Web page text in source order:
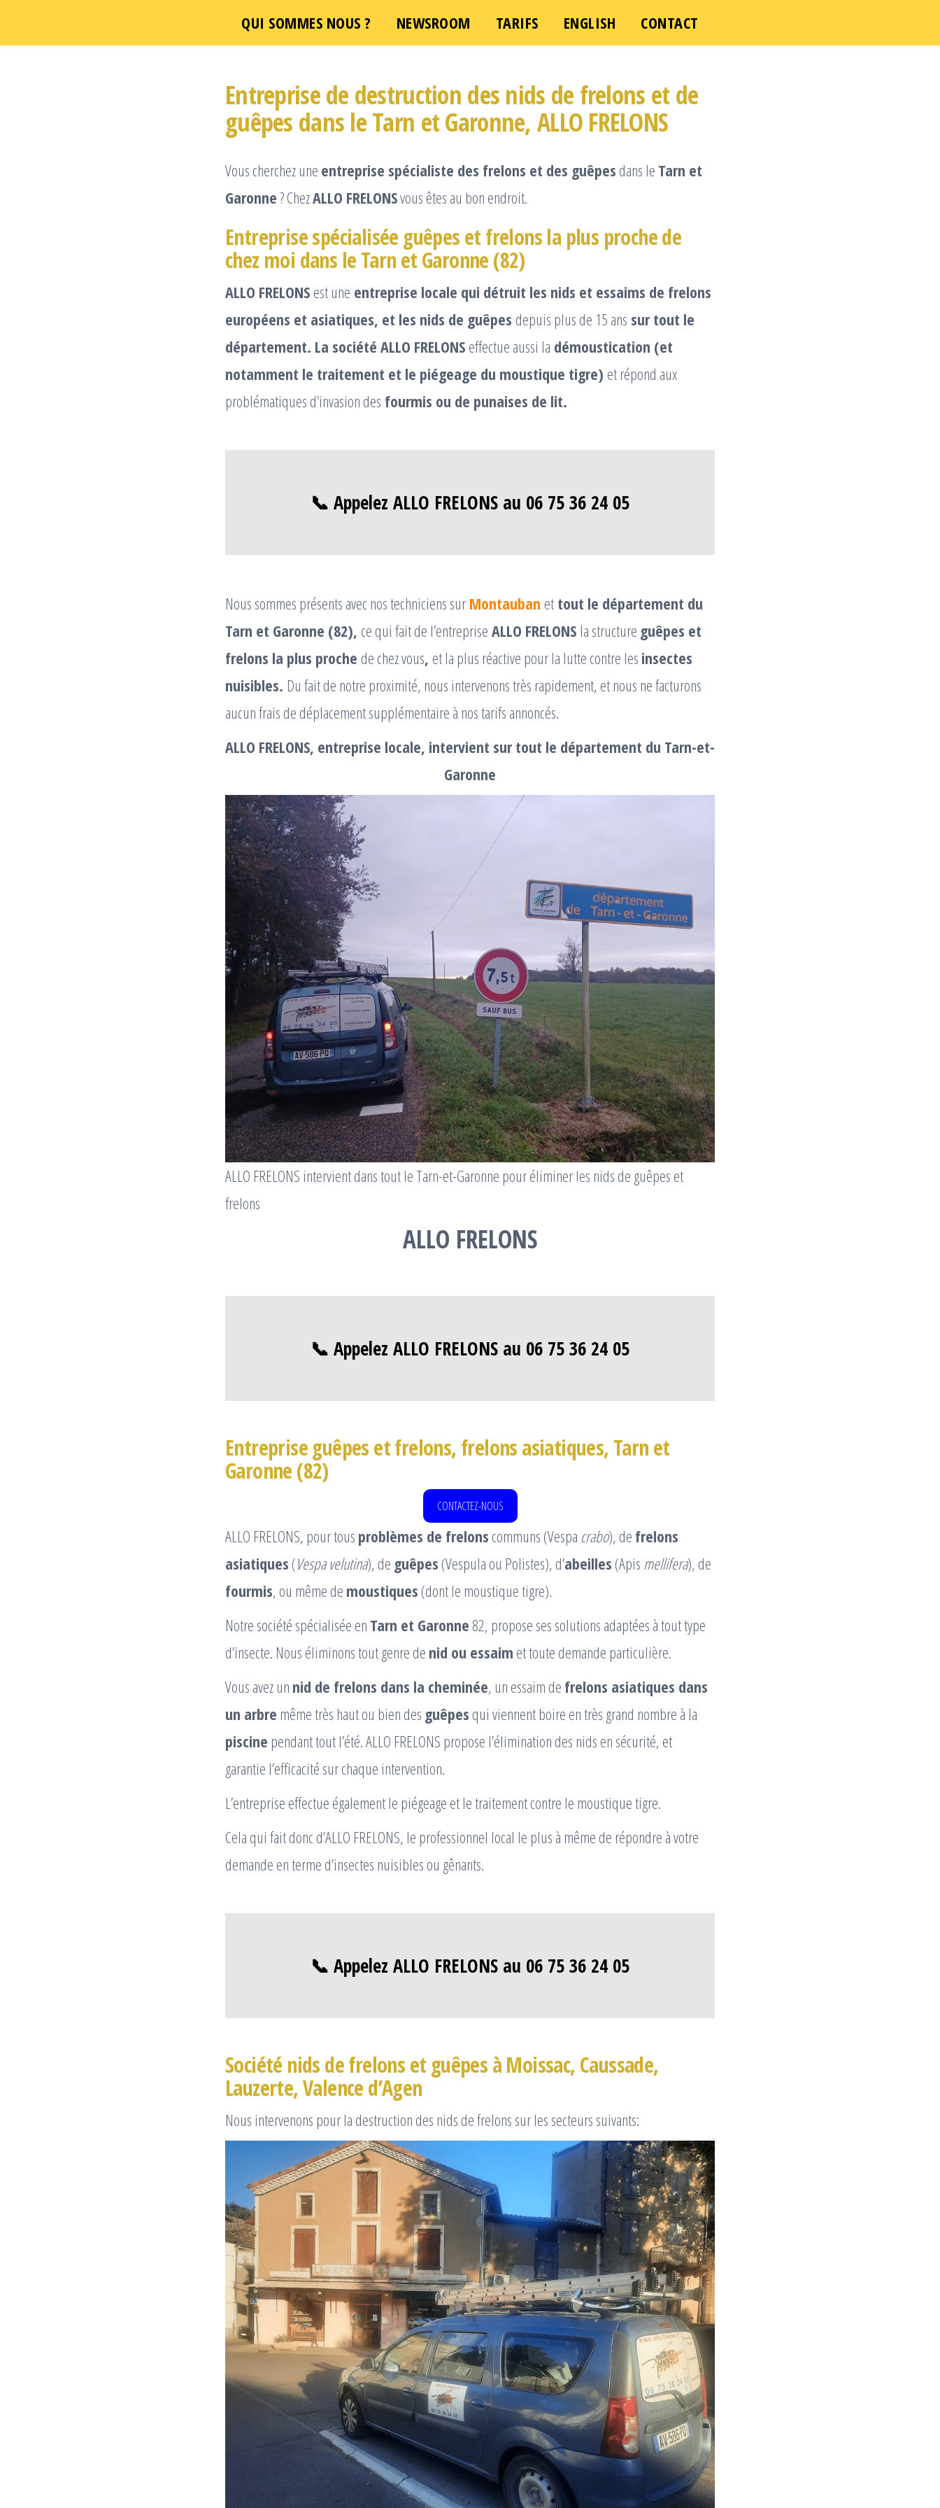
QUI SOMMES NOUS ? NEWSROOM TARIFS ENGLISH
CONTACT
Passer
Entreprise de destruction des nids de frelons et de
guêpes dans le Tarn et Garonne, ALLO FRELONS
Vous cherchez une entreprise spécialiste des frelons et des guêpes dans le Tarn et
Garonne ? ChezALLO FRELONSvous êtes au bon endroit.
Entreprise spécialisée guêpes et frelons la plus proche de
chez moi dans le Tarn et Garonne (82)
ALLO FRELONS est une entreprise locale qui détruit les nids et essaims de frelons
européens et asiatiques, et les nids de guêpes depuis plus de 15 ans sur tout le
département. La société ALLO FRELONS effectue aussi la démoustication (et
notamment le traitement et le piégeage du moustique tigre) et répond aux
problématiques d’invasion des fourmis ou de punaises de lit.
📞 Appelez ALLO FRELONS au 06 75 36 24 05
Nous sommes présents avec nos techniciens sur Montauban et tout le département du
Tarn et Garonne (82), ce qui fait de l’entreprise ALLO FRELONS la structure guêpes et
frelons la plus proche de chez vous, et la plus réactive pour la lutte contre les insectes
nuisibles. Du fait de notre proximité, nous intervenons très rapidement, et nous ne facturons
aucun frais de déplacement supplémentaire à nos tarifs annoncés.
ALLO FRELONS, entreprise locale, intervient sur tout le département du Tarn-et-
Garonne
ALLO FRELONS intervient dans tout le Tarn-et-Garonne pour éliminer les nids de guêpes et
frelons
ALLO FRELONS
📞 Appelez ALLO FRELONS au 06 75 36 24 05
Entreprise guêpes et frelons, frelons asiatiques, Tarn et
Garonne (82)
CONTACTEZ-NOUS
ALLO FRELONS, pour tous problèmes de frelons communs (Vespa crabo), de frelons
asiatiques (Vespa velutina), de guêpes (Vespula ou Polistes), d’abeilles (Apis mellifera), de
fourmis, ou même de moustiques (dont le moustique tigre).
Notre société spécialisée en Tarn et Garonne 82, propose ses solutions adaptées à tout type
d’insecte. Nous éliminons tout genre de nid ou essaim et toute demande particulière.
Vous avez un nid de frelons dans la cheminée, un essaim de frelons asiatiques dans
un arbre même très haut ou bien des guêpes qui viennent boire en très grand nombre à la
piscine pendant tout l’été. ALLO FRELONS propose l’élimination des nids en sécurité, et
garantie l’efficacité sur chaque intervention.
L’entreprise effectue également le piégeage et le traitement contre le moustique tigre.
Cela qui fait donc d’ALLO FRELONS, le professionnel local le plus à même de répondre à votre
demande en terme d’insectes nuisibles ou gênants.
📞 Appelez ALLO FRELONS au 06 75 36 24 05
Société nids de frelons et guêpes à Moissac, Caussade,
Lauzerte, Valence d’Agen
Nous intervenons pour la destruction des nids de frelons sur les secteurs suivants: